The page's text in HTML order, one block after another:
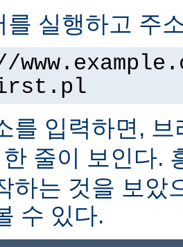
를 실행하고 주
를 입력하면,
한 줄이 보인다.
하는 것을 보았
수 있다.